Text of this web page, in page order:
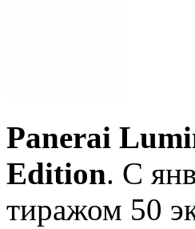
Panerai
Edition. С
тиражом 50